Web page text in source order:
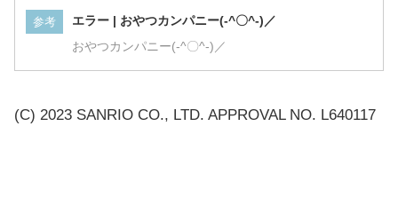
参考 エラー | おやつカンパニー(-^〇^-)／
おやつカンパニー(-^〇^-)／
(C) 2023 SANRIO CO., LTD. APPROVAL NO. L640117